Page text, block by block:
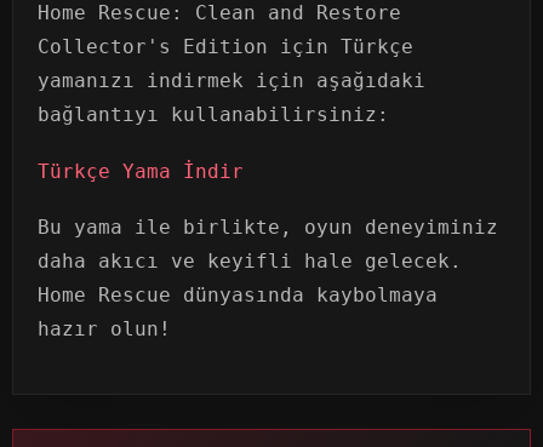
Home Rescue: Clean and Restore
Collector's Edition için Türkçe
yamanızı indirmek için aşağıdaki
bağlantıyı kullanabilirsiniz:
Türkçe Yama İndir
Bu yama ile birlikte, oyun deneyiminiz
daha akıcı ve keyifli hale gelecek.
Home Rescue dünyasında kaybolmaya
hazır olun!